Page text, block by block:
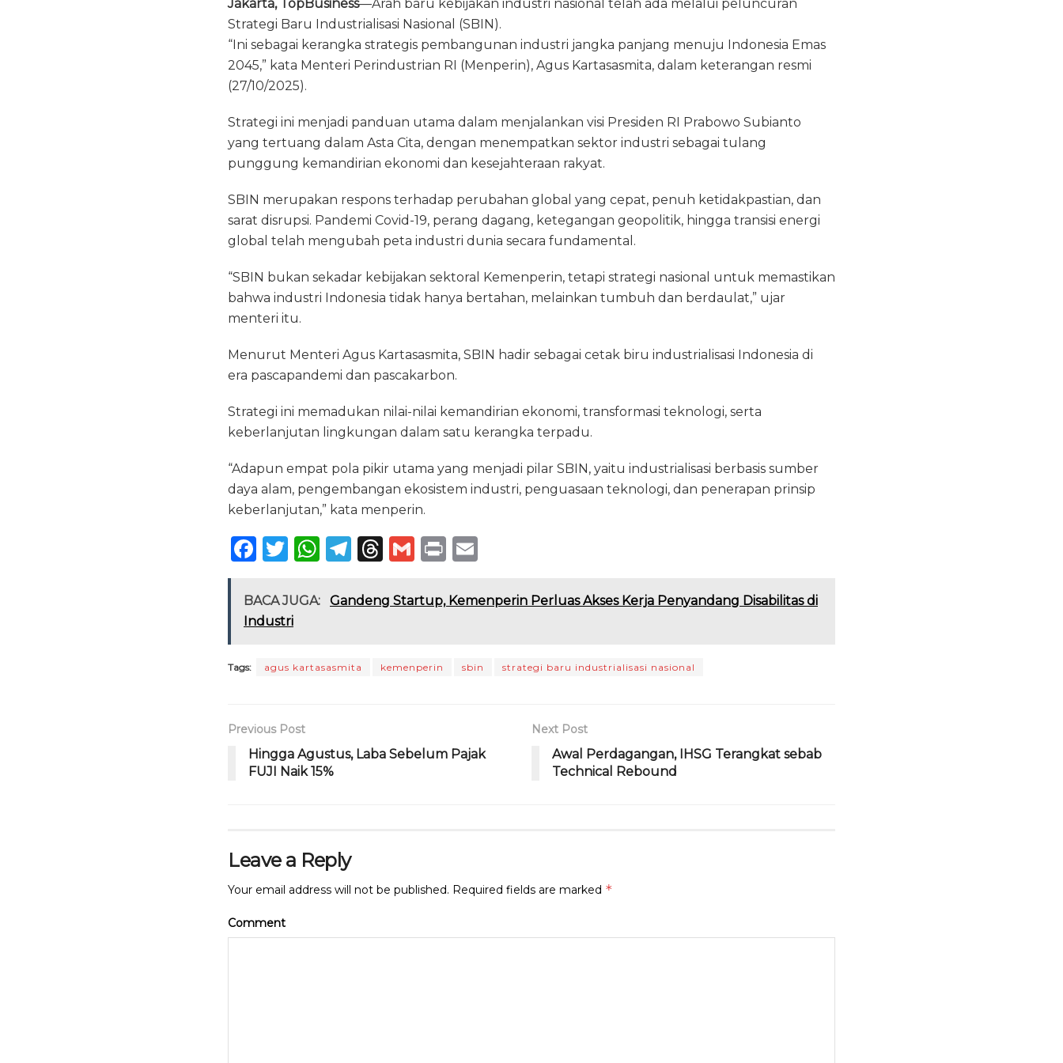
c
e
b
o
o
k
it
te
r
a
ts
A
p
e
g
ra
re
a
d
ai
l
n
t
ai
l
Jakarta, TopBusiness—Arah baru kebijakan industri nasional telah ada melalui peluncuran
Strategi Baru Industrialisasi Nasional (SBIN).
“Ini sebagai kerangka strategis pembangunan industri jangka panjang menuju Indonesia Emas
2045,” kata Menteri Perindustrian RI (Menperin), Agus Kartasasmita, dalam keterangan resmi
(27/10/2025).
Strategi ini menjadi panduan utama dalam menjalankan visi Presiden RI Prabowo Subianto
yang tertuang dalam Asta Cita, dengan menempatkan sektor industri sebagai tulang
punggung kemandirian ekonomi dan kesejahteraan rakyat.
SBIN merupakan respons terhadap perubahan global yang cepat, penuh ketidakpastian, dan
sarat disrupsi. Pandemi Covid-19, perang dagang, ketegangan geopolitik, hingga transisi energi
global telah mengubah peta industri dunia secara fundamental.
“SBIN bukan sekadar kebijakan sektoral Kemenperin, tetapi strategi nasional untuk memastikan
bahwa industri Indonesia tidak hanya bertahan, melainkan tumbuh dan berdaulat,” ujar
menteri itu.
Menurut Menteri Agus Kartasasmita, SBIN hadir sebagai cetak biru industrialisasi Indonesia di
era pascapandemi dan pascakarbon.
Strategi ini memadukan nilai-nilai kemandirian ekonomi, transformasi teknologi, serta
keberlanjutan lingkungan dalam satu kerangka terpadu.
“Adapun empat pola pikir utama yang menjadi pilar SBIN, yaitu industrialisasi berbasis sumber
daya alam, pengembangan ekosistem industri, penguasaan teknologi, dan penerapan prinsip
keberlanjutan,” kata menperin.
F
c
e
o
k
T
it
te
W
a
p
T
e
m
T
re
s
G
ai
P
n ai
BACA JUGA:
Gandeng Startup, Kemenperin Perluas Akses Kerja Penyandang Disabilitas di
Industri
Tags: agus kartasasmita kemenperin sbin strategi baru industrialisasi nasional
Previous Post
Hingga Agustus, Laba Sebelum Pajak
FUJI Naik 15%
Next Post
Awal Perdagangan, IHSG Terangkat sebab
Technical Rebound
Leave a Reply
Your email address will not be published. Required fields are marked *
Comment